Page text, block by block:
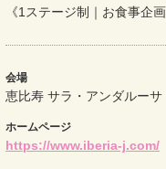
《1ステージ制｜お食事
会場
恵比寿 サラ・アンダルーサ
ホームページ
https://www.iberia-j.com/